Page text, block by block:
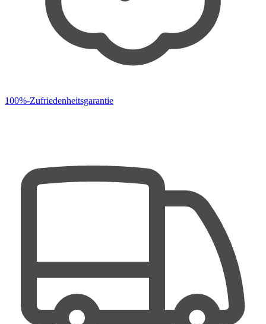
100%-Zufriedenheitsgarantie